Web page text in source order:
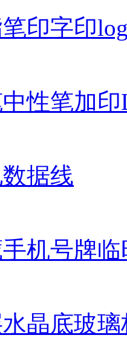
印字印
性笔加印
据线
机号牌
晶底玻